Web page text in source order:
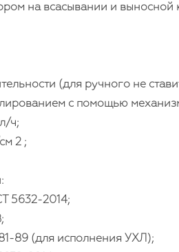
на всасывании и выносной
(для ручного не
с помощью
ч;
2 ;
5632-2014;
89 (для исполнения УХЛ);